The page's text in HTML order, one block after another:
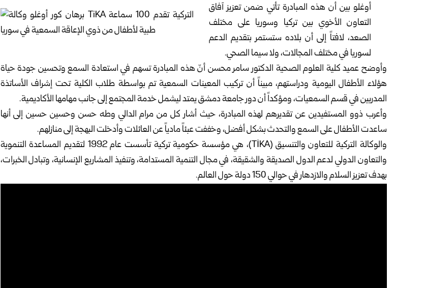
أوغلو بين أن هذه المبادرة تأتي ضمن تعزيز آفاق
التعاون الأخوي بين تركيا وسوريا على مختلف
الصعد، لافتاً إلى أن بلاده ستستمر بتقديم الدعم
لسوريا في مختلف المجالات، ولا سيما الصحي.
وأوضح عميد كلية العلوم الصحية الدكتور سامر محسن أنّ هذه المبادرة تسهم في استعادة السمع وتحسين جودة حياة
هؤلاء الأطفال اليومية ودراستهم، مبيناً أن تركيب المعينات السمعية تم بواسطة طلاب الكلية تحت إشراف الأساتذة
المدربين في قسم السمعيات، ومؤكداً أن دور جامعة دمشق يمتد ليشمل خدمة المجتمع إلى جانب مهامها الأكاديمية.
وأعرب ذوو المستفيدين عن تقديرهم لهذه المبادرة، حيث أشار كل من مرام الدالي وطه حسن وحسين حسين إلى أنها
ساعدت الأطفال على السمع والتحدث بشكل أفضل، وخففت عبئاً مادياً عن العائلات وأدخلت البهجة إلى منازلهم.
والوكالة التركية للتعاون والتنسيق (TİKA)، هي مؤسسة حكومية تركية تأسست عام 1992 لتقديم المساعدة التنموية
والتعاون الدولي لدعم الدول الصديقة والشقيقة، في مجال التنمية المستدامة، وتنفيذ المشاريع الإنسانية، وتبادل الخبرات،
بهدف تعزيز السلام والازدهار في حوالي 150 دولة حول العالم.